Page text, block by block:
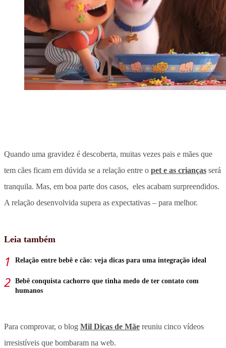
Quando uma gravidez é descoberta, muitas vezes pais e mães que
tem cães ficam em dúvida se a relação entre o pet e as crianças será
tranquila. Mas, em boa parte dos casos, eles acabam surpreendidos.
A relação desenvolvida supera as expectativas – para melhor.
Leia também
Relação entre bebê e cão: veja dicas para uma integração ideal
Bebê conquista cachorro que tinha medo de ter contato com
humanos
Para comprovar, o blog Mil Dicas de Mãe reuniu cinco vídeos
irresistíveis que bombaram na web.